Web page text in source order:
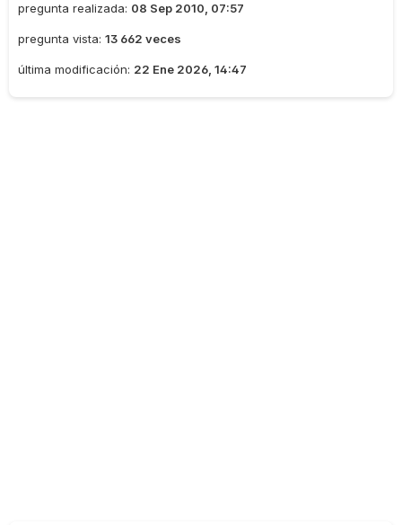
pregunta realizada: 08 Sep 2010, 07:57
pregunta vista: 13 662 veces
última modificación: 22 Ene 2026, 14:47